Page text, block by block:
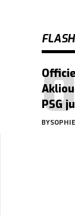
PSG
BY